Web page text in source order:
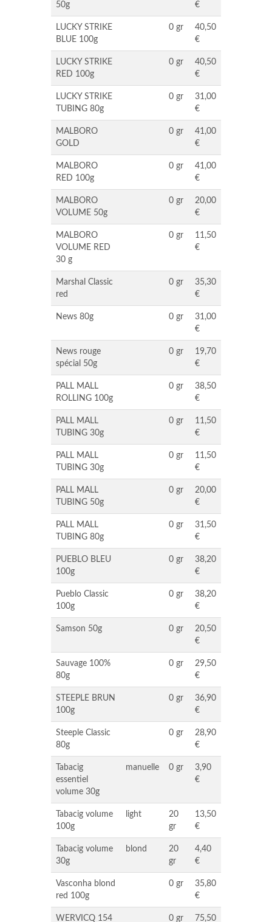
50g
€
LUCKY STRIKE
BLUE 100g
0 gr
40,50
€
LUCKY STRIKE
RED 100g
0 gr
40,50
€
LUCKY STRIKE
TUBING 80g
0 gr
31,00
€
MALBORO
GOLD
0 gr
41,00
€
MALBORO
RED 100g
0 gr
41,00
€
MALBORO
VOLUME 50g
0 gr
20,00
€
MALBORO
VOLUME RED
30 g
0 gr
11,50
€
Marshal Classic
red
0 gr
35,30
€
News 80g 0 gr
31,00
€
News rouge
spécial 50g
0 gr
19,70
€
PALL MALL
ROLLING 100g
0 gr
38,50
€
PALL MALL
TUBING 30g
0 gr
11,50
€
PALL MALL
TUBING 30g
0 gr
11,50
€
PALL MALL
TUBING 50g
0 gr
20,00
€
PALL MALL
TUBING 80g
0 gr
31,50
€
PUEBLO BLEU
100g
0 gr
38,20
€
Pueblo Classic
100g
0 gr
38,20
€
Samson 50g 0 gr
20,50
€
Sauvage 100%
80g
0 gr
29,50
€
STEEPLE BRUN
100g
0 gr
36,90
€
Steeple Classic
80g
0 gr
28,90
€
Tabacig
essentiel
volume 30g
manuelle 0 gr
3,90
€
Tabacig volume
100g
light
20
gr
13,50
€
Tabacig volume
30g
blond
20
gr
4,40
€
Vasconha blond
red 100g
0 gr
35,80
€
WERVICQ 154 0 gr 75,50